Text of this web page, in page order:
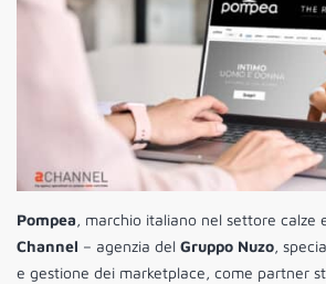
Pompea, marchio italiano nel settore calze
Channel – agenzia del Gruppo Nuzo,
e gestione dei marketplace, come partner